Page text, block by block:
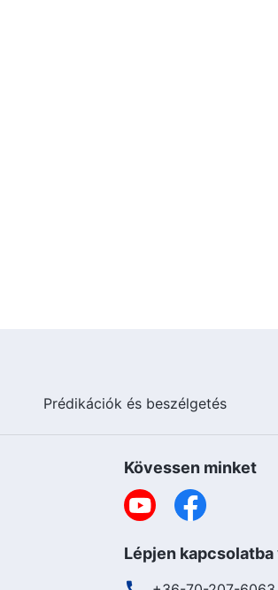
Prédikációk és beszélgetés
Kövessen minket
Lépjen